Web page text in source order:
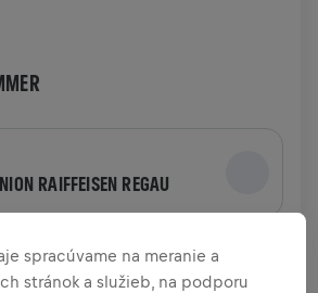
RAIFFEISEN REGAU
spracúvame na meranie a
stránok a služieb, na podporu